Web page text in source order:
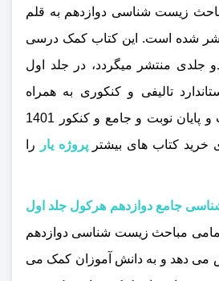
زیست شناسی دوازدهم به قلم
شده است. این کتاب کمک درسی
جلدی منتشر میگردد، در جلد اول
تست استاندارد تالیفی و کنکوری به همراه
آزمون های میان نوبت و پایان نوبت و جامع و کنکور 1401
خرید کتاب های بیشترپروژه یار
را
جامع دوازدهم هرکول جلد اول
مباحث زیست‌ شناسی دوازدهم
می‌ دهد و به دانش‌ آموزان کمک می‌